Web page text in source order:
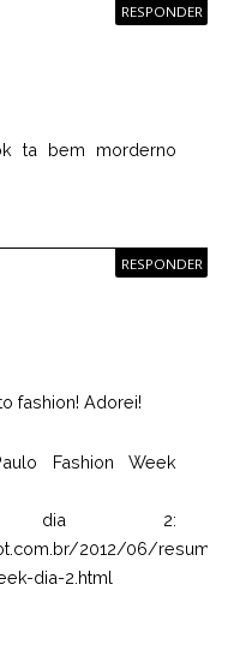
RESPONDER
ta bem morderno
RESPONDER
fashion! Adorei!
Fashion Week
dia 2:
2012/06/
dia-2.html